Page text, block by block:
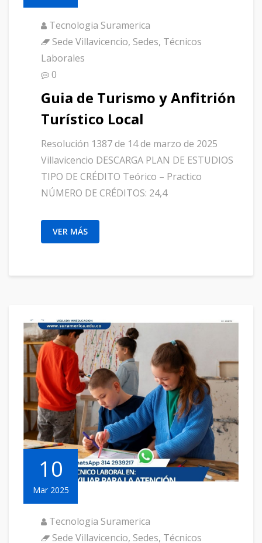
Tecnologia Suramerica
Sede Villavicencio, Sedes, Técnicos
Laborales
0
Guia de Turismo y Anfitrión
Turístico Local
Resolución 1387 de 14 de marzo de 2025
Villavicencio DESCARGA PLAN DE ESTUDIOS
TIPO DE CRÉDITO Teórico – Practico
NÚMERO DE CRÉDITOS: 24,4
VER MÁS
10
Mar 2025
Tecnologia Suramerica
Sede Villavicencio, Sedes, Técnicos